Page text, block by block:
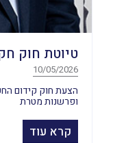
טיוטת חוק
10/05/2026
ופרשנות מטרת
קרא עוד